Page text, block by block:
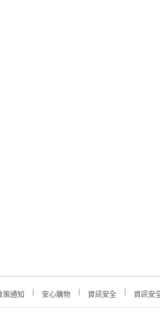
策通知 安心購物 資訊安全 資訊安